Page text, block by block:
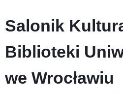
Salonik
Biblioteki
we Wrocławiu